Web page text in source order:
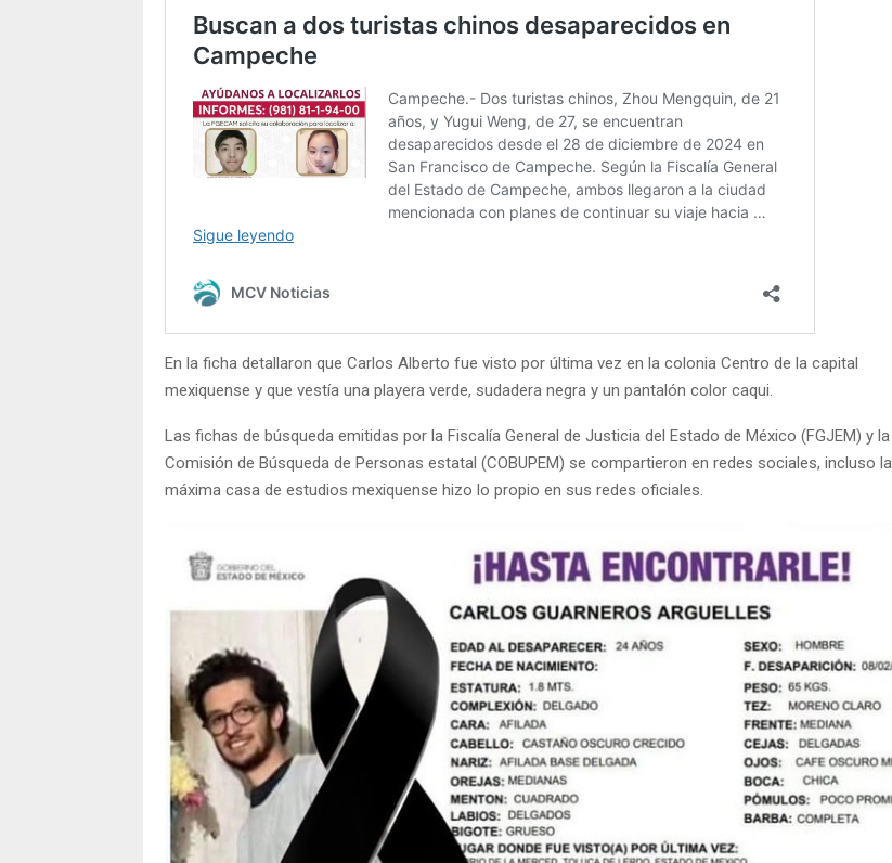
En la ficha detallaron que Carlos Alberto fue visto por última vez en la colonia Centro de la capital
mexiquense y que vestía una playera verde, sudadera negra y un pantalón color caqui.
Las fichas de búsqueda emitidas por la Fiscalía General de Justicia del Estado de México (FGJEM) y la
Comisión de Búsqueda de Personas estatal (COBUPEM) se compartieron en redes sociales, incluso la
máxima casa de estudios mexiquense hizo lo propio en sus redes oficiales.